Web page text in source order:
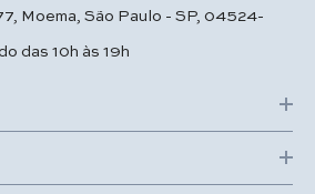
Moema, São Paulo - SP, 04524-
das 10h às 19h